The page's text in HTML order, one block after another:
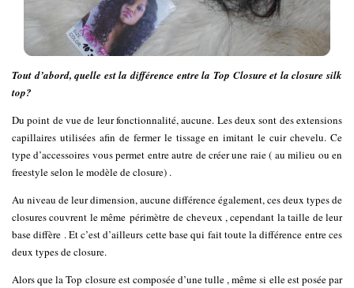
Tout d’abord, quelle est la différence entre la Top Closure et la closure silk
top?
Du point de vue de leur fonctionnalité, aucune. Les deux sont des extensions
capillaires utilisées afin de fermer le tissage en imitant le cuir chevelu. Ce
type d’accessoires vous permet entre autre de créer une raie ( au milieu ou en
freestyle selon le modèle de closure) .
Au niveau de leur dimension, aucune différence également, ces deux types de
closures couvrent le même périmètre de cheveux , cependant la taille de leur
base diffère . Et c’est d’ailleurs cette base qui fait toute la différence entre ces
deux types de closure.
Alors que la Top closure est composée d’une tulle , même si elle est posée par